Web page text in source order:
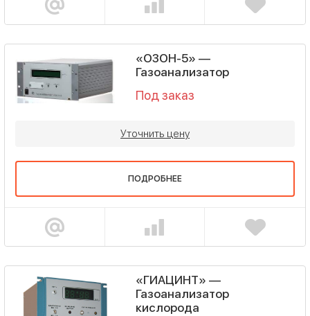
«ОЗОН-5» —
Газоанализатор
Под заказ
Уточнить цену
ПОДРОБНЕЕ
«ГИАЦИНТ» —
Газоанализатор
кислорода